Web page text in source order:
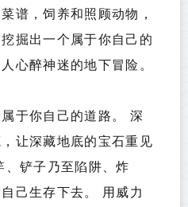
谱，饲养和照顾动物，
掘出一个属于你自己的
心醉神迷的地下冒险。
于你自己的道路。 深
让深藏地底的宝石重见
铲子乃至陷阱、炸
己生存下去。 用威力